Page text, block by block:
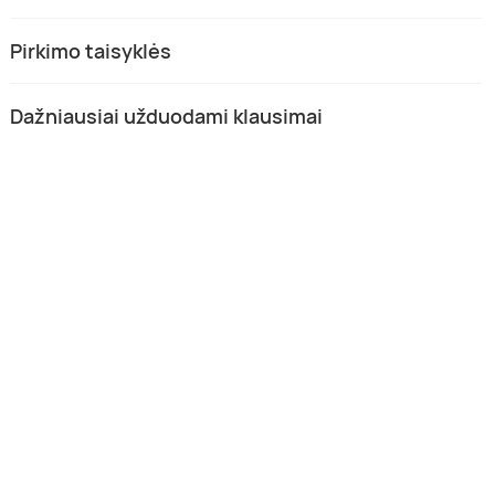
Pirkimo taisyklės
Dažniausiai užduodami klausimai